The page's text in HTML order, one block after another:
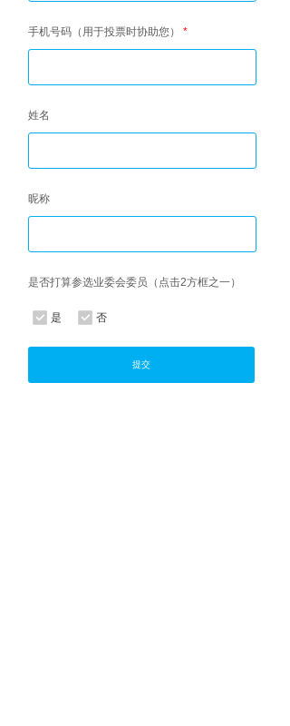
手机号码（用于投票时协助您） *
姓名
昵称
是否打算参选业委会委员（点击2方框之一）
是 否
提交